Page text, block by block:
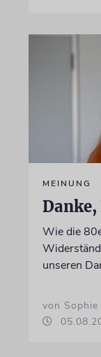
MEINUNG
Danke,
Wie die
unseren
von Sophie